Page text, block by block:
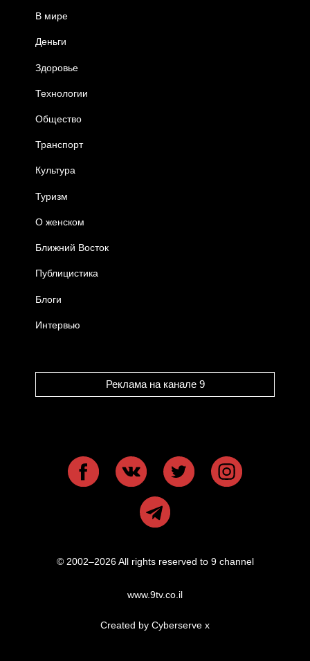
В мире
Деньги
Здоровье
Технологии
Общество
Транспорт
Культура
Туризм
О женском
Ближний Восток
Публицистика
Блоги
Интервью
Реклама на канале 9
© 2002–2026 All rights reserved to 9 channel
www.9tv.co.il
Created by Cyberserve x